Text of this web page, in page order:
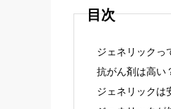
目次
ジェネリックっ
抗がん剤は高い
ジェネリックは